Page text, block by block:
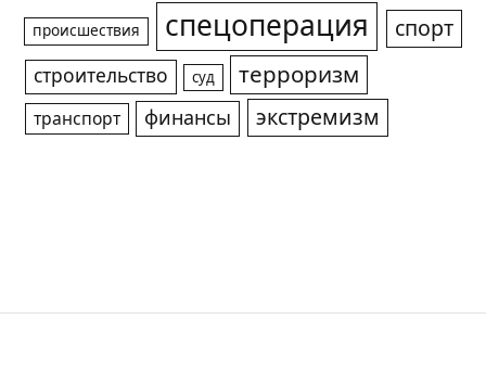
происшествия спецоперация спорт
строительство суд терроризм
транспорт финансы экстремизм